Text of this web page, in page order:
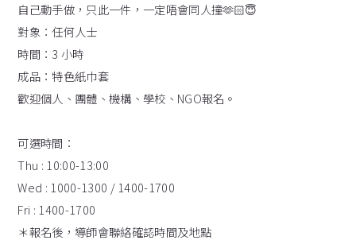
自己動手做，只此一件，一定唔會同人撞🫶🏻😇
對象：任何人士
時間：3 小時
成品：特色紙巾套
歡迎個人、團體、機構、學校、NGO報名。
可選時間：
Thu : 10:00-13:00
Wed : 1000-1300 / 1400-1700
Fri : 1400-1700
＊報名後，導師會聯絡確認時間及地點